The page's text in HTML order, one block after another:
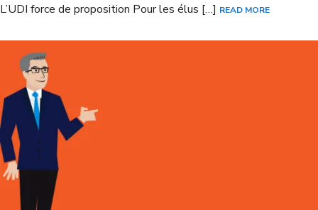
L’UDI force de proposition Pour les élus […] READ MORE